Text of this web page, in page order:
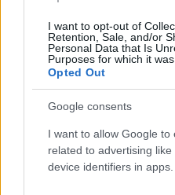
I want to opt-out of
Retention, Sale, and/or
Personal Data that Is
Purposes for which it was
Opted Out
Google consents
I want to allow Google to
related to advertising
device identifiers in apps.
rifiutò la Costa
utenti